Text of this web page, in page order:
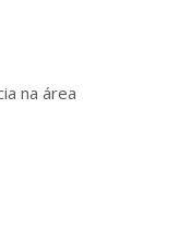
na área